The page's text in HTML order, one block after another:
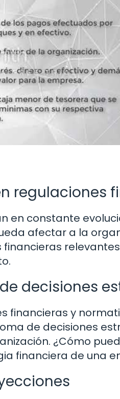
regulaciones
en constante
afectar a la
decisiones
financieras y
de decisiones
¿Cómo
financiera de una